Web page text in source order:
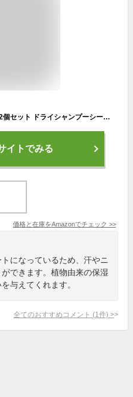
あたまさっぱりシート 大判12枚 × 2個セット ドライシャンプーシート いつでもどこでも、汗・ニオイすっきり！ 〇無香料 〇メントール無配合 子ども びっしょり汗に
イトでみる
価格と在庫をAmazonでチェック >>
になっているため、汗やニ
できます。植物由来の保湿
与えてくれます。
全てのおすすめコメント (1 件) >